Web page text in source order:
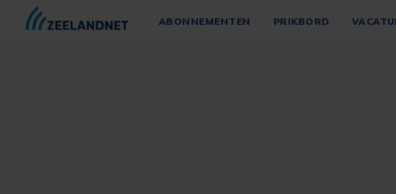
ABONNEMENTEN PRIKBORD